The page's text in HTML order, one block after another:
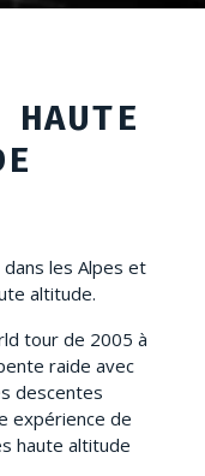
dans les Alpes et
altitude.
tour de 2005 à
raide avec
descentes
expérience de
haute altitude